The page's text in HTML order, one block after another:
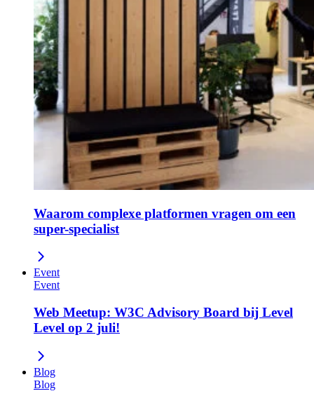
Waarom complexe platformen vragen om een
super-specialist
Event
Event
Web Meetup: W3C Advisory Board bij Level
Level op 2 juli!
Blog
Blog